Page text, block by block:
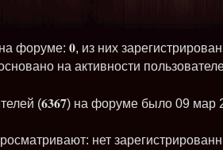
форуме: 0, из них
на активности
(6367) на форуме было 09 мар
нет